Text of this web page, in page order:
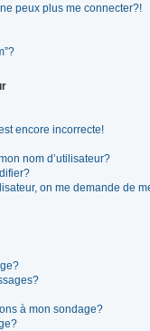
peux plus me connecter?!
encore incorrecte!
nom d’utilisateur?
on me demande de
à mon sondage?